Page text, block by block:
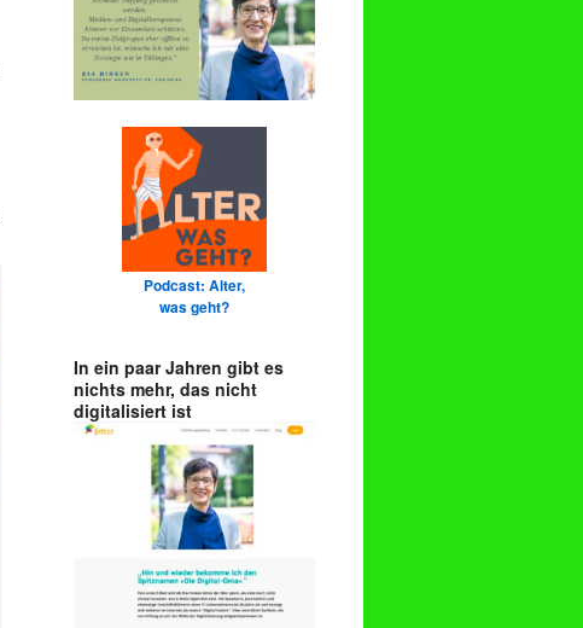
Podcast: Alter,
was geht?
In ein paar Jahren gibt es
nichts mehr, das nicht
digitalisiert ist